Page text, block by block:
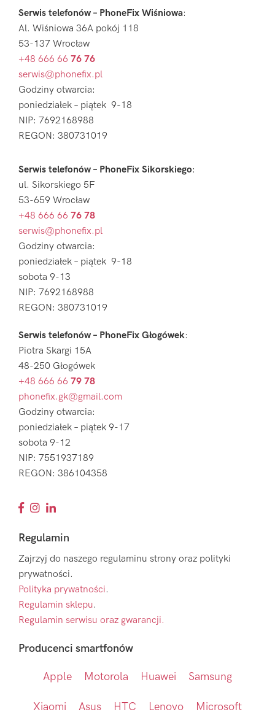
Serwis telefonów – PhoneFix Wiśniowa:
Al. Wiśniowa 36A pokój 118
53-137 Wrocław
+48 666 66 76 76
serwis@phonefix.pl
Godziny otwarcia:
poniedziałek – piątek 9-18
NIP: 7692168988
REGON: 380731019
Serwis telefonów – PhoneFix Sikorskiego:
ul. Sikorskiego 5F
53-659 Wrocław
+48 666 66 76 78
serwis@phonefix.pl
Godziny otwarcia:
poniedziałek – piątek 9-18
sobota 9-13
NIP: 7692168988
REGON: 380731019
Serwis telefonów – PhoneFix Głogówek:
Piotra Skargi 15A
48-250 Głogówek
+48 666 66 79 78
phonefix.gk@gmail.com
Godziny otwarcia:
poniedziałek – piątek 9-17
sobota 9-12
NIP: 7551937189
REGON: 386104358
Regulamin
Zajrzyj do naszego regulaminu strony oraz polityki
prywatności.
Polityka prywatności.
Regulamin sklepu.
Regulamin serwisu oraz gwarancji.
Producenci smartfonów
Apple Motorola Huawei Samsung
Xiaomi Asus HTC Lenovo Microsoft